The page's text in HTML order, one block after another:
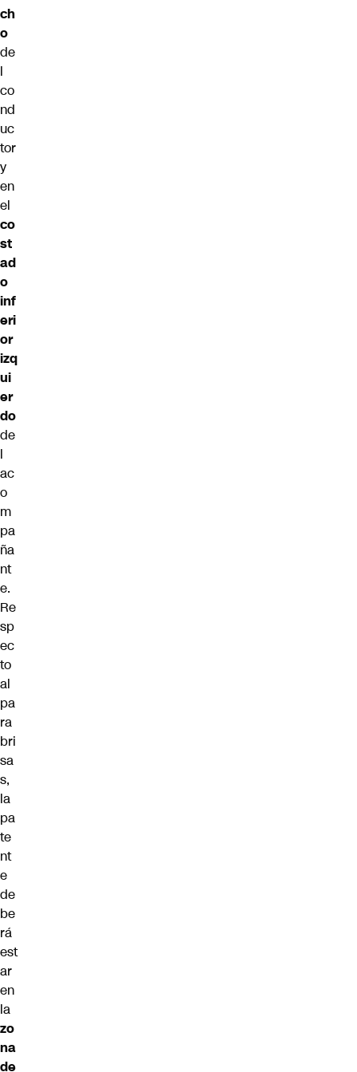
ch
o
de
l
co
nd
uc
tor
y
en
el
co
st
ad
o
inf
eri
or
izq
ui
er
do
de
l
ac
o
m
pa
ña
nt
e.
Re
sp
ec
to
al
pa
ra
bri
sa
s,
la
pa
te
nt
e
de
be
rá
est
ar
en
la
zo
na
de